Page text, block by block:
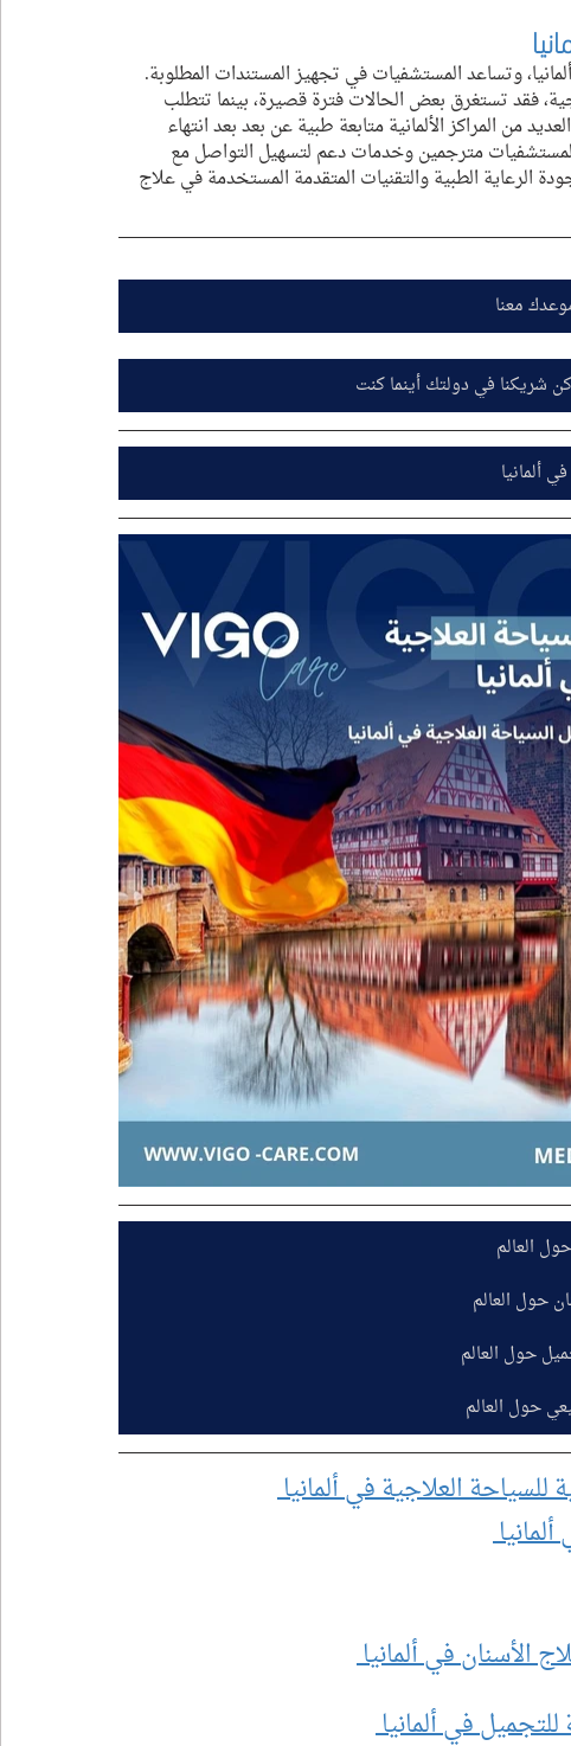
وتساعد المستشفيات في تجهيز المستندات المطلوبة.
فقد تستغرق بعض الحالات فترة قصيرة، بينما تتطلب
من المراكز الألمانية متابعة طبية عن بعد بعد انتهاء
المستشفيات مترجمين وخدمات دعم لتسهيل التواصل مع
الرعاية الطبية والتقنيات المتقدمة المستخدمة في علاج
معنا
شريكنا في دولتك أينما كنت
ألمانيا
العالم
حول العالم
حول العالم
حول العالم
للسياحة العلاجية في ألمانيا
الأسنان في ألمانيا
في ألمانيا